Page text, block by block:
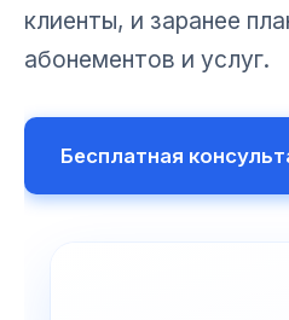
клиенты, и заранее
абонементов и услуг.
Бесплатная